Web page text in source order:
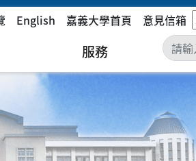
English 嘉義大學首頁 意見信箱
服務